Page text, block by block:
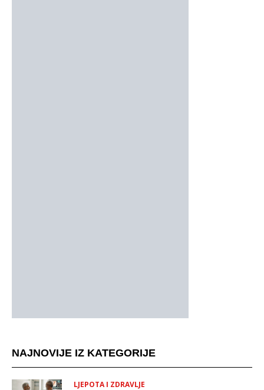
NAJNOVIJE IZ KATEGORIJE
LJEPOTA I ZDRAVLJE